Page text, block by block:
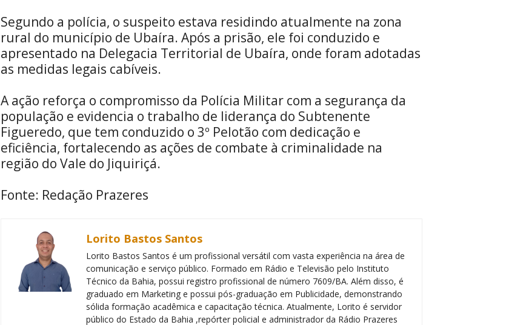
Segundo a polícia, o suspeito estava residindo atualmente na zona
rural do município de Ubaíra. Após a prisão, ele foi conduzido e
apresentado na Delegacia Territorial de Ubaíra, onde foram adotadas
as medidas legais cabíveis.
A ação reforça o compromisso da Polícia Militar com a segurança da
população e evidencia o trabalho de liderança do Subtenente
Figueredo, que tem conduzido o 3º Pelotão com dedicação e
eficiência, fortalecendo as ações de combate à criminalidade na
região do Vale do Jiquiriçá.
Fonte: Redação Prazeres
Lorito Bastos Santos
Lorito Bastos Santos é um profissional versátil com vasta experiência na área de
comunicação e serviço público. Formado em Rádio e Televisão pelo Instituto
Técnico da Bahia, possui registro profissional de número 7609/BA. Além disso, é
graduado em Marketing e possui pós-graduação em Publicidade, demonstrando
sólida formação acadêmica e capacitação técnica. Atualmente, Lorito é servidor
público do Estado da Bahia ,repórter policial e administrador da Rádio Prazeres